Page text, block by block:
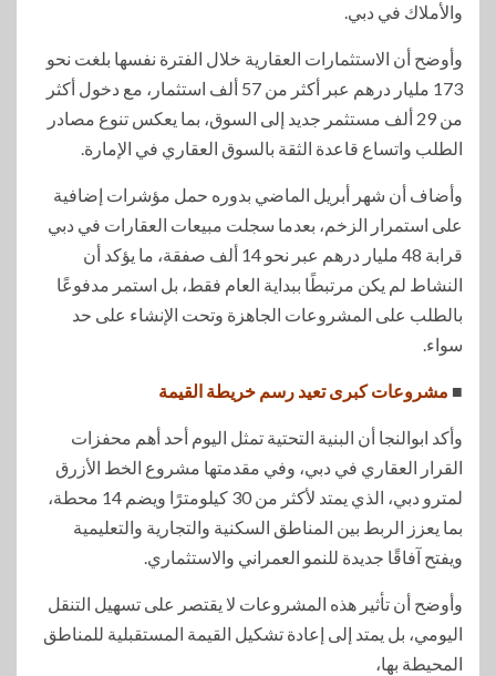
والأملاك في دبي.
وأوضح أن الاستثمارات العقارية خلال الفترة نفسها بلغت نحو
173 مليار درهم عبر أكثر من 57 ألف استثمار، مع دخول أكثر
من 29 ألف مستثمر جديد إلى السوق، بما يعكس تنوع مصادر
الطلب واتساع قاعدة الثقة بالسوق العقاري في الإمارة.
وأضاف أن شهر أبريل الماضي بدوره حمل مؤشرات إضافية
على استمرار الزخم، بعدما سجلت مبيعات العقارات في دبي
قرابة 48 مليار درهم عبر نحو 14 ألف صفقة، ما يؤكد أن
النشاط لم يكن مرتبطًا ببداية العام فقط، بل استمر مدفوعًا
بالطلب على المشروعات الجاهزة وتحت الإنشاء على حد
سواء.
■ مشروعات كبرى تعيد رسم خريطة القيمة
وأكد ابوالنجا أن البنية التحتية تمثل اليوم أحد أهم محفزات
القرار العقاري في دبي، وفي مقدمتها مشروع الخط الأزرق
لمترو دبي، الذي يمتد لأكثر من 30 كيلومترًا ويضم 14 محطة،
بما يعزز الربط بين المناطق السكنية والتجارية والتعليمية
ويفتح آفاقًا جديدة للنمو العمراني والاستثماري.
وأوضح أن تأثير هذه المشروعات لا يقتصر على تسهيل التنقل
اليومي، بل يمتد إلى إعادة تشكيل القيمة المستقبلية للمناطق
المحيطة بها،